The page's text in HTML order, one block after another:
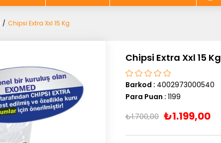
Chipsi Extra Xxl 15 Kg
Chipsi Extra Xxl 15 Kg
Barkod : 4002973000540
Para Puan : 1199
₺1.700,00 ₺1.199,00